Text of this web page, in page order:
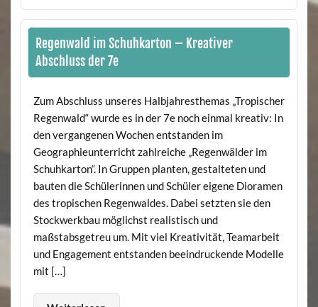
Regenwald im Schuhkarton – Kreativer
Abschluss der 7e
Zum Abschluss unseres Halbjahresthemas „Tropischer
Regenwald“ wurde es in der 7e noch einmal kreativ: In
den vergangenen Wochen entstanden im
Geographieunterricht zahlreiche „Regenwälder im
Schuhkarton“. In Gruppen planten, gestalteten und
bauten die Schülerinnen und Schüler eigene Dioramen
des tropischen Regenwaldes. Dabei setzten sie den
Stockwerkbau möglichst realistisch und
maßstabsgetreu um. Mit viel Kreativität, Teamarbeit
und Engagement entstanden beeindruckende Modelle
mit […]